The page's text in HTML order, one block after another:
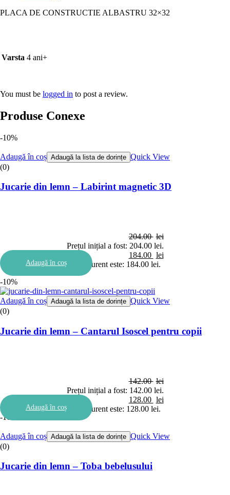
PLACA DE CONSTRUCTIE ALBASTRU 32×32
Varsta 4 ani+
You must be logged in to post a review.
Produse Conexe
-10%
Adaugă în coș Adaugă la lista de dorințe Quick View
(0)
Jucarie din lemn – Labirint magnetic 3D
204.00 lei
Prețul inițial a fost: 204.00 lei.
184.00 lei
Prețul curent este: 184.00 lei.
Adaugă în coș
-10%
Adaugă în coș Adaugă la lista de dorințe Quick View
(0)
Jucarie din lemn – Cantarul Isoscel pentru copii
142.00 lei
Prețul inițial a fost: 142.00 lei.
128.00 lei
Prețul curent este: 128.00 lei.
Adaugă în coș
-10%
Adaugă în coș Adaugă la lista de dorințe Quick View
(0)
Jucarie din lemn – Toba bebelusului